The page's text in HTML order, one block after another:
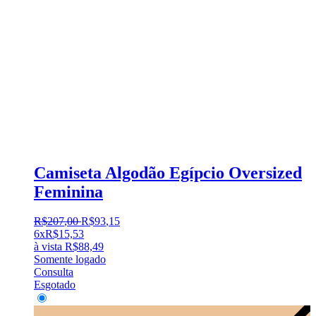
Camiseta Algodão Egípcio Oversized
Feminina
R$207,00 R$93,15
6xR$15,53
à vista R$88,49
Somente logado
Consulta
Esgotado